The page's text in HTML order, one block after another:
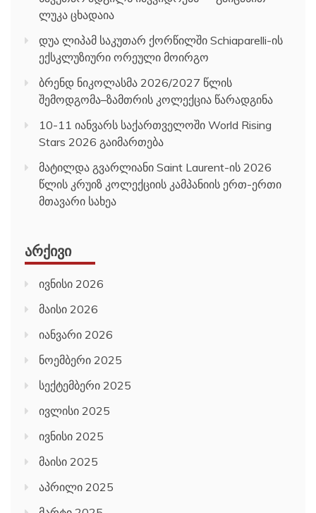
ლუკა ცხადაია
დუა ლიპამ საკუთარ ქორწილში Schiaparelli-ის
ექსკლუზიური ორეული მოირგო
ბრენდ ნიკოლასმა 2026/2027 წლის
შემოდგომა–ზამთრის კოლექცია წარადგინა
10-11 იანვარს საქართველოში World Rising
Stars 2026 გაიმართება
მატილდა გვარლიანი Saint Laurent-ის 2026
წლის კრუიზ კოლექციის კამპანიის ერთ-ერთი
მთავარი სახეა
ᲐᲠᲥᲘᲕᲘ
ივნისი 2026
მაისი 2026
იანვარი 2026
ნოემბერი 2025
სექტემბერი 2025
ივლისი 2025
ივნისი 2025
მაისი 2025
აპრილი 2025